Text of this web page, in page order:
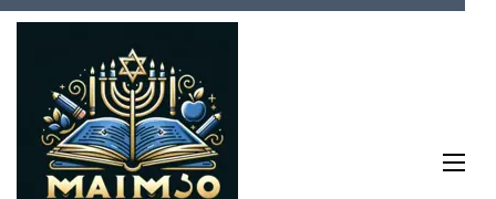
Aller
(Pressez
Entrée)